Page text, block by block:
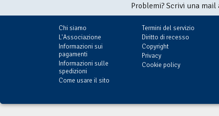
Problemi? Scrivi una
Chi siamo
L'Associazione
Informazioni sui
pagamenti
Informazioni sulle
spedizioni
Come usare il sito
Termini del servizio
Diritto di recesso
Copyright
Privacy
Cookie policy